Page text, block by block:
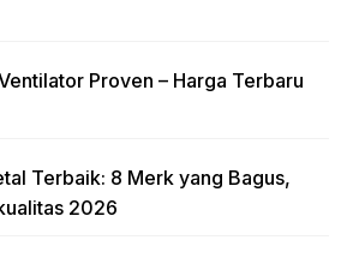
Proven – Harga Terbaru
Terbaik: 8 Merk yang Bagus,
2026